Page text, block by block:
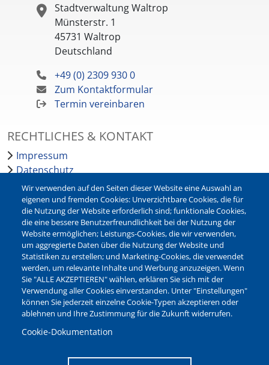
Stadtverwaltung Waltrop
Münsterstr. 1
45731 Waltrop
Deutschland
+49 (0) 2309 930 0
Zum Kontaktformular
Termin vereinbaren
RECHTLICHES & KONTAKT
Impressum
Datenschutz
Barrierefreiheit
Leichte Sprache
Bankverbindungen
Pressestelle
Kontakt
NEWSLETTER
Jetzt die verschiedenen Newsletter der Stadt Waltrop
abonnieren:
Newsletter verwalten
Wir verwenden auf den Seiten dieser Website eine Auswahl an
eigenen und fremden Cookies: Unverzichtbare Cookies, die für
die Nutzung der Website erforderlich sind; funktionale Cookies,
die eine bessere Benutzerfreundlichkeit bei der Nutzung der
Website ermöglichen; Leistungs-Cookies, die wir verwenden,
um aggregierte Daten über die Nutzung der Website und
Statistiken zu erstellen; und Marketing-Cookies, die verwendet
werden, um relevante Inhalte und Werbung anzuzeigen. Wenn
Sie "ALLE AKZEPTIEREN" wählen, erklären Sie sich mit der
Verwendung aller Cookies einverstanden. Unter "Einstellungen"
können Sie jederzeit einzelne Cookie-Typen akzeptieren oder
ablehnen und Ihre Zustimmung für die Zukunft widerrufen.
Cookie-Dokumentation